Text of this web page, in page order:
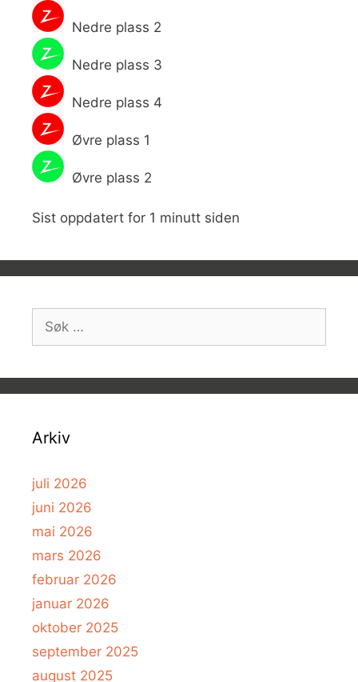
Nedre plass 2
Nedre plass 3
Nedre plass 4
Øvre plass 1
Øvre plass 2
Sist oppdatert for 1 minutt siden
etter:
Arkiv
juli 2026
juni 2026
mai 2026
mars 2026
februar 2026
januar 2026
oktober 2025
september 2025
august 2025